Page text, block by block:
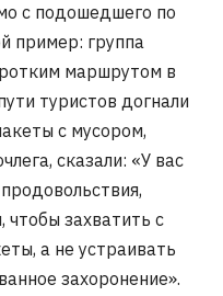
с подошедшего по
пример: группа
маршрутом в
туристов догнали
с мусором,
сказали: «У вас
чтобы захватить с
а не устраивать
захоронение».